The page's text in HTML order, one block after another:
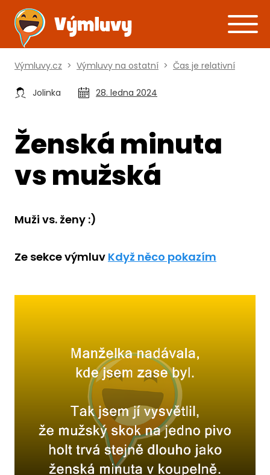
Výmluvy.cz > Výmluvy na ostatní > Čas je relativní
Jolinka 28. ledna 2024
Ženská minuta
vs mužská
Muži vs. ženy :)
Ze sekce výmluv Když něco pokazím